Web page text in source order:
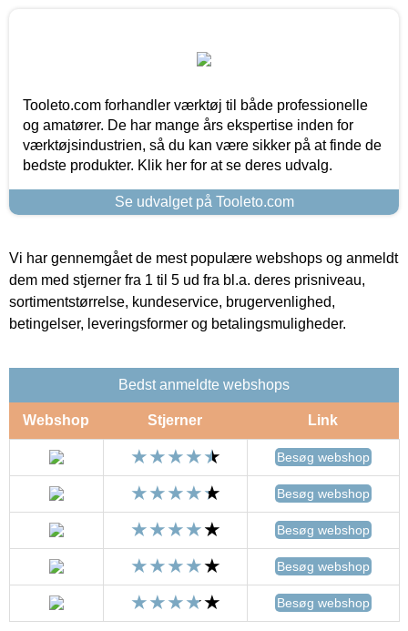
Tooleto.com forhandler værktøj til både professionelle
og amatører. De har mange års ekspertise inden for
værktøjsindustrien, så du kan være sikker på at finde de
bedste produkter. Klik her for at se deres udvalg.
Se udvalget på Tooleto.com
Vi har gennemgået de mest populære webshops og anmeldt
dem med stjerner fra 1 til 5 ud fra bl.a. deres prisniveau,
sortimentstørrelse, kundeservice, brugervenlighed,
betingelser, leveringsformer og betalingsmuligheder.
Bedst anmeldte webshops
Webshop Stjerner Link
Besøg webshop
Besøg webshop
Besøg webshop
Besøg webshop
Besøg webshop